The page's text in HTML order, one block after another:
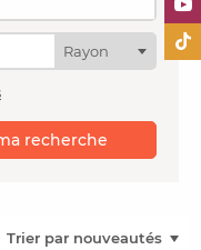
Rayon
recherche